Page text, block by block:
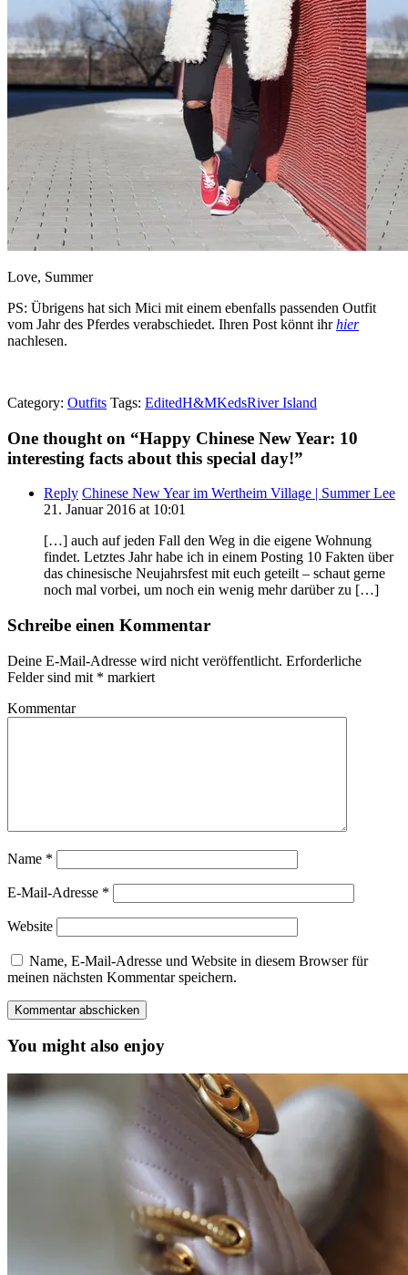
Love, Summer
PS: Übrigens hat sich Mici mit einem ebenfalls passenden Outfit
vom Jahr des Pferdes verabschiedet. Ihren Post könnt ihrhier
nachlesen.
Category: Outfits Tags: EditedH&MKedsRiver Island
One thought on “Happy Chinese New Year: 10
interesting facts about this special day!”
Reply Chinese New Year im Wertheim Village | Summer Lee
21. Januar 2016 at 10:01
[…] auch auf jeden Fall den Weg in die eigene Wohnung
findet. Letztes Jahr habe ich in einem Posting 10 Fakten über
das chinesische Neujahrsfest mit euch geteilt – schaut gerne
noch mal vorbei, um noch ein wenig mehr darüber zu […]
Schreibe einen Kommentar
Deine E-Mail-Adresse wird nicht veröffentlicht. Erforderliche
Felder sind mit * markiert
Kommentar
Name *
E-Mail-Adresse *
Website
Name, E-Mail-Adresse und Website in diesem Browser für
meinen nächsten Kommentar speichern.
You might also enjoy